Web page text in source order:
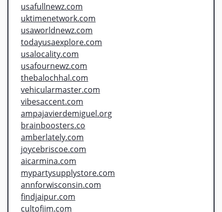
usafullnewz.com
uktimenetwork.com
usaworldnewz.com
todayusaexplore.com
usalocality.com
usafournewz.com
thebalochhal.com
vehicularmaster.com
vibesaccent.com
ampajavierdemiguel.org
brainboosters.co
amberlately.com
joycebriscoe.com
aicarmina.com
mypartysupplystore.com
annforwisconsin.com
findjaipur.com
cultofjim.com